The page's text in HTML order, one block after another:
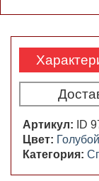
Артикул:
ID
Цвет: Голубой
Категория: